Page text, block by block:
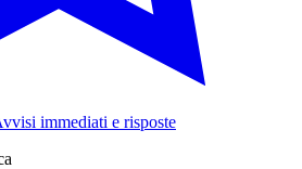
immediati e risposte